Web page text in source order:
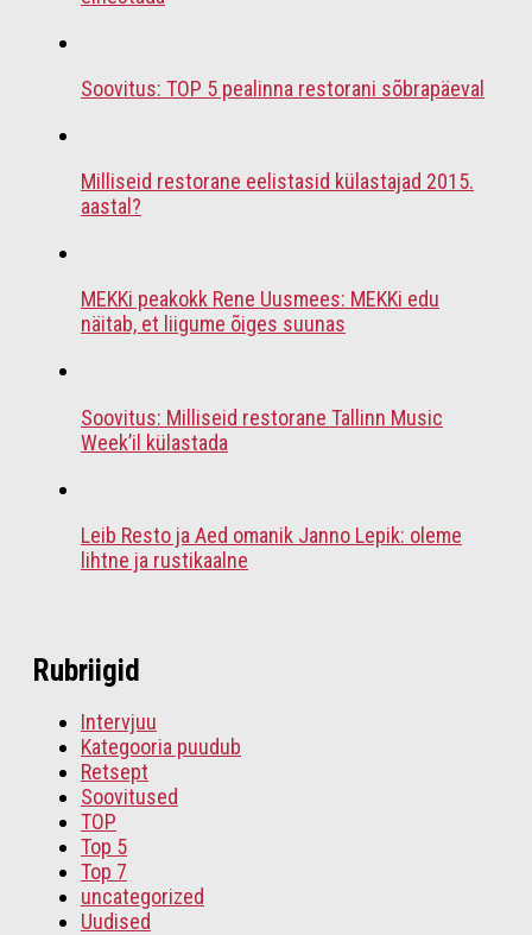
Soovitus: TOP 5 pealinna restorani sõbrapäeval
Milliseid restorane eelistasid külastajad 2015.
aastal?
MEKKi peakokk Rene Uusmees: MEKKi edu
näitab, et liigume õiges suunas
Soovitus: Milliseid restorane Tallinn Music
Week’il külastada
Leib Resto ja Aed omanik Janno Lepik: oleme
lihtne ja rustikaalne
Rubriigid
Intervjuu
Kategooria puudub
Retsept
Soovitused
TOP
Top 5
Top 7
uncategorized
Uudised